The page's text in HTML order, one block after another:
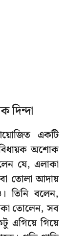
একটি
অশোক
যে, এলাকা
বা তোলা আদায়
তিনি বলেন,
তোলেন, সব
এগিয়ে গিয়ে